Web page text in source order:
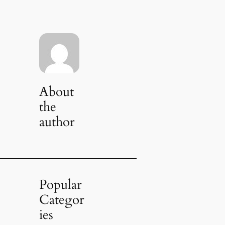
About
the
author
Popular
Categor
ies